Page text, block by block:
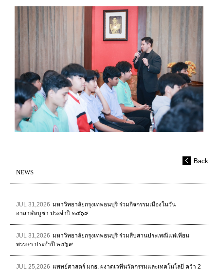
Back
NEWS
JUL 31,2026 มหาวิทยาลัยกรุงเทพธนบุรี ร่วมกิจกรรมเนื่องในวัน
อาสาฬหบูชา ประจำปี ๒๕๖๙
JUL 31,2026 มหาวิทยาลัยกรุงเทพธนบุรี ร่วมสืบสานประเพณีแห่เทียน
พรรษา ประจำปี ๒๕๖๙
JUL 25,2026 แพทย์ศาสตร์ มกธ. ผงาดเวทีนวัตกรรมและเทคโนโลยี คว้า 2